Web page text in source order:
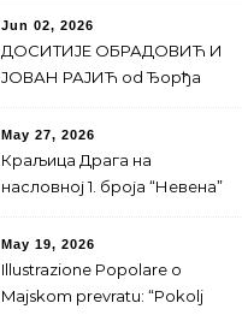
Jun 02, 2026
ДОСИТИЈЕ ОБРАДОВИЋ И
ЈОВАН РАЈИЋ od Ђорђa
May 27, 2026
Краљица Драга на
насловној 1. броја “Невена”
May 19, 2026
Illustrazione Popolare o
Majskom prevratu: “Pokolj